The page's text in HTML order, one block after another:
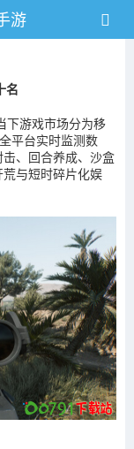
游
名
下游戏市场分为移
平台实时监测数
、回合养成、沙盒
与短时碎片化娱